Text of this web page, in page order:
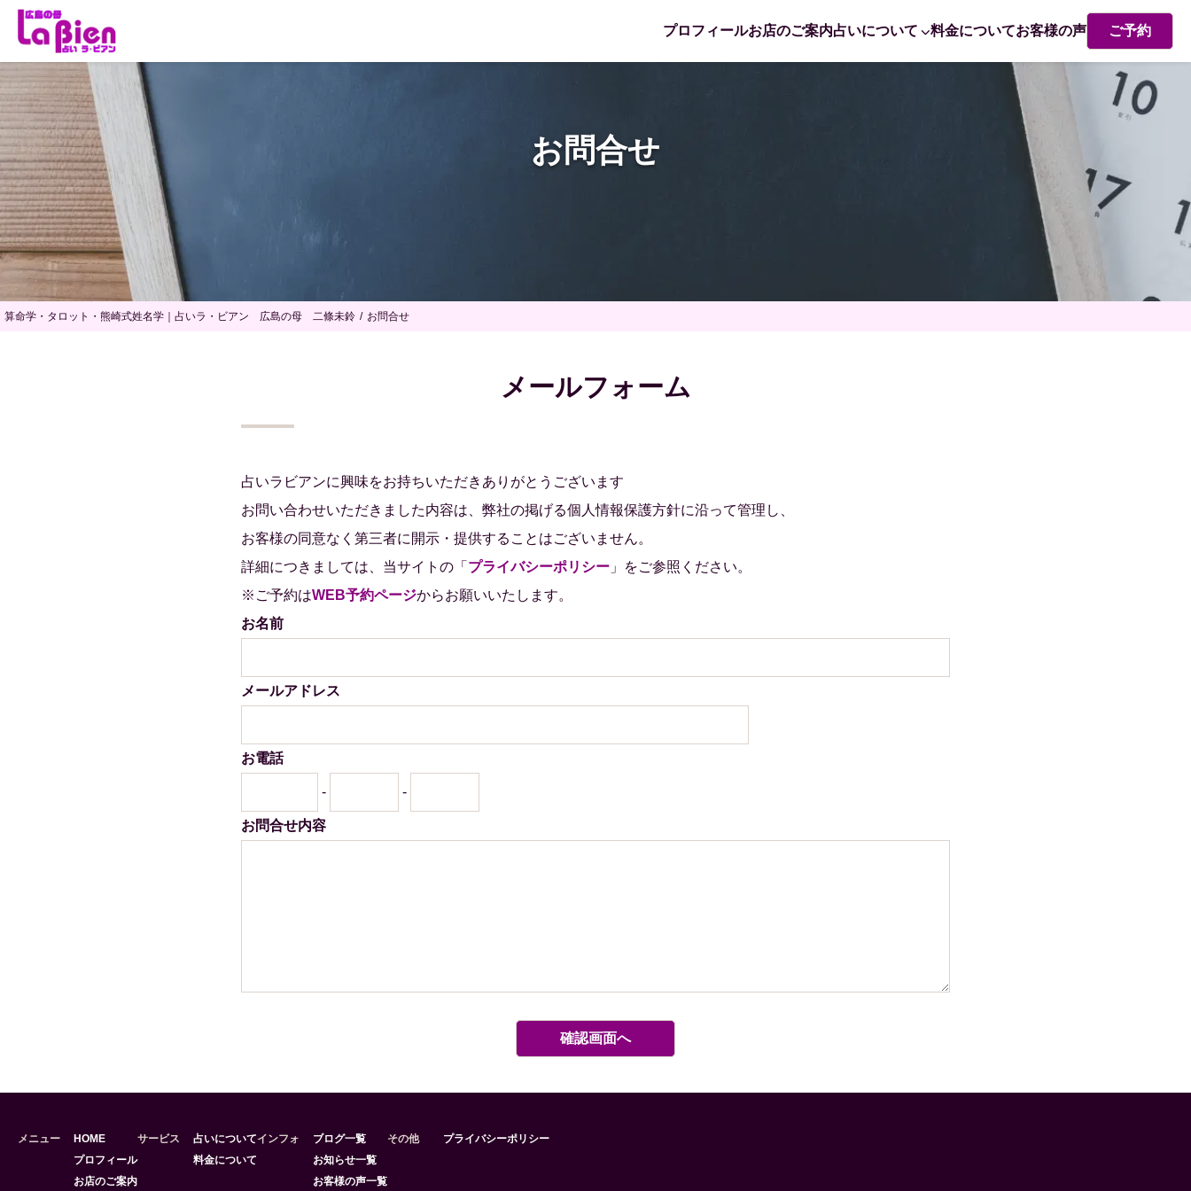
プロフィールお店のご案内占いについて
赤ちゃん命名 姓名判断で成功するポイント
料金についてお客様の声 ご予約
お問合せ
算命学・タロット・熊崎式姓名学｜占いラ・ビアン 広島の母 二條未鈴 お問合せ
メールフォーム
占いラビアンに興味をお持ちいただきありがとうございます
お問い合わせいただきました内容は、弊社の掲げる個人情報保護方針に沿って管理し、
お客様の同意なく第三者に開示・提供することはございません。
詳細につきましては、当サイトの「 プライバシーポリシー 」をご参照ください。
※ご予約はWEB予約ページからお願いいたします。
お名前
メールアドレス
お電話
- -
お問合せ内容
確認画面へ
メニュー
HOME
プロフィール
お店のご案内
サービス
占いについて
料金について
インフォ
ブログ一覧
お知らせ一覧
お客様の声一覧
その他 プライバシーポリシー